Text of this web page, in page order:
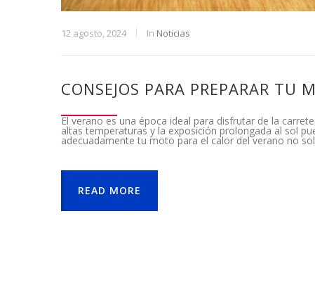
12 agosto, 2024 In Noticias
CONSEJOS PARA PREPARAR TU
El verano es una época ideal para disfrutar de la
altas temperaturas y la exposición prolongada al sol
adecuadamente tu moto para el calor del verano no
READ MORE